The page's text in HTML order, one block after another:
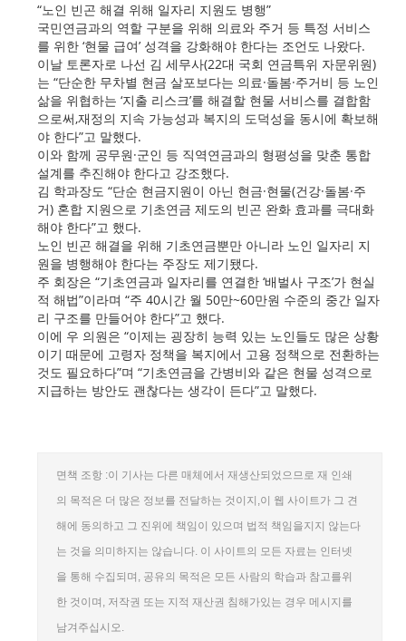
“노인 빈곤 해결 위해 일자리 지원도 병행”
국민연금과의 역할 구분을 위해 의료와 주거 등 특정 서비스
를 위한 ‘현물 급여’ 성격을 강화해야 한다는 조언도 나왔다.
이날 토론자로 나선 김 세무사(22대 국회 연금특위 자문위원)
는 “단순한 무차별 현금 살포보다는 의료·돌봄·주거비 등 노인
삶을 위협하는 ‘지출 리스크’를 해결할 현물 서비스를 결합함
으로써,재정의 지속 가능성과 복지의 도덕성을 동시에 확보해
야 한다”고 말했다.
이와 함께 공무원·군인 등 직역연금과의 형평성을 맞춘 통합
설계를 추진해야 한다고 강조했다.
김 학과장도 “단순 현금지원이 아닌 현금·현물(건강·돌봄·주
거) 혼합 지원으로 기초연금 제도의 빈곤 완화 효과를 극대화
해야 한다”고 했다.
노인 빈곤 해결을 위해 기초연금뿐만 아니라 노인 일자리 지
원을 병행해야 한다는 주장도 제기됐다.
주 회장은 “기초연금과 일자리를 연결한 ‘배벌사 구조’가 현실
적 해법”이라며 “주 40시간 월 50만~60만원 수준의 중간 일자
리 구조를 만들어야 한다”고 했다.
이에 우 의원은 “이제는 굉장히 능력 있는 노인들도 많은 상황
이기 때문에 고령자 정책을 복지에서 고용 정책으로 전환하는
것도 필요하다”며 “기초연금을 간병비와 같은 현물 성격으로
지급하는 방안도 괜찮다는 생각이 든다”고 말했다.
면책 조항 :이 기사는 다른 매체에서 재생산되었으므로 재 인쇄
의 목적은 더 많은 정보를 전달하는 것이지,이 웹 사이트가 그 견
해에 동의하고 그 진위에 책임이 있으며 법적 책임을지지 않는다
는 것을 의미하지는 않습니다. 이 사이트의 모든 자료는 인터넷
을 통해 수집되며, 공유의 목적은 모든 사람의 학습과 참고를위
한 것이며, 저작권 또는 지적 재산권 침해가있는 경우 메시지를
남겨주십시오.